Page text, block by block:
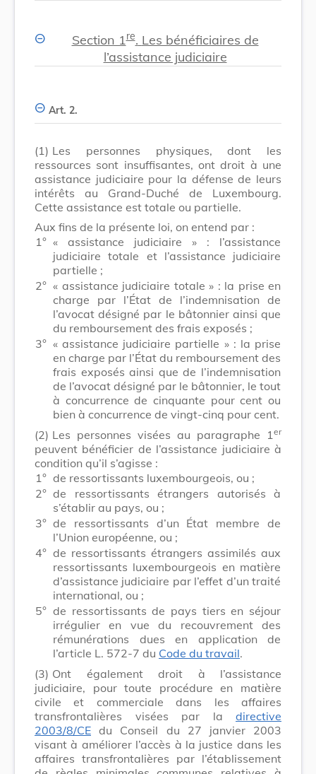
Section 1re. Les bénéficiaires de
l’assistance judiciaire
Art. 2.
(1) Les personnes physiques, dont les
ressources sont insuffisantes, ont droit à une
assistance judiciaire pour la défense de leurs
intérêts au Grand-Duché de Luxembourg.
Cette assistance est totale ou partielle.
Aux fins de la présente loi, on entend par :
1° « assistance judiciaire » : l’assistance
judiciaire totale et l’assistance judiciaire
partielle ;
2° « assistance judiciaire totale » : la prise en
charge par l’État de l’indemnisation de
l’avocat désigné par le bâtonnier ainsi que
du remboursement des frais exposés ;
3° « assistance judiciaire partielle » : la prise
en charge par l’État du remboursement des
frais exposés ainsi que de l’indemnisation
de l’avocat désigné par le bâtonnier, le tout
à concurrence de cinquante pour cent ou
bien à concurrence de vingt-cinq pour cent.
(2) Les personnes visées au paragraphe 1 er
peuvent bénéficier de l’assistance judiciaire à
condition qu’il s’agisse :
1° de ressortissants luxembourgeois, ou ;
2° de ressortissants étrangers autorisés à
s’établir au pays, ou ;
3° de ressortissants d’un État membre de
l’Union européenne, ou ;
4° de ressortissants étrangers assimilés aux
ressortissants luxembourgeois en matière
d’assistance judiciaire par l’effet d’un traité
international, ou ;
5° de ressortissants de pays tiers en séjour
irrégulier en vue du recouvrement des
rémunérations dues en application de
l’article L. 572-7 du Code du travail.
(3) Ont également droit à l’assistance
judiciaire, pour toute procédure en matière
civile et commerciale dans les affaires
transfrontalières visées par la directive
2003/8/CE du Conseil du 27 janvier 2003
visant à améliorer l’accès à la justice dans les
affaires transfrontalières par l’établissement